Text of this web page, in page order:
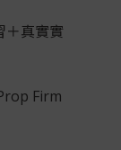
＋真實實
Firm